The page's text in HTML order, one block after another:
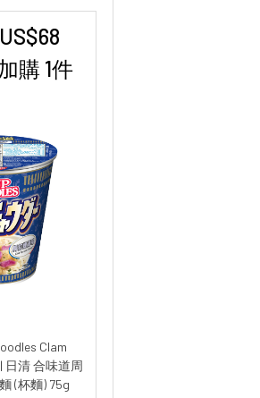
購 1件
Clam
日清 合味道周
(杯麵) 75g